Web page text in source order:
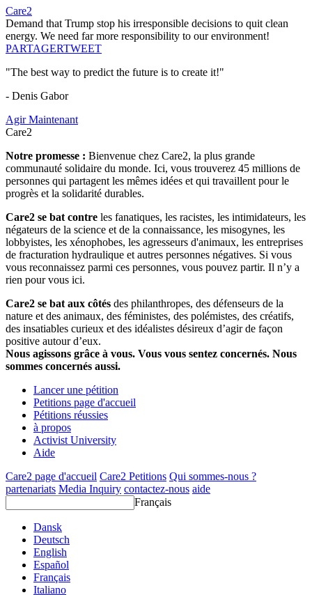
Care2
Demand that Trump stop his irresponsible decisions to quit clean
energy. We need far more responsibility to our environment!
PARTAGERTWEET
"The best way to predict the future is to create it!"
- Denis Gabor
Agir Maintenant
Care2
Notre promesse : Bienvenue chez Care2, la plus grande
communauté solidaire du monde. Ici, vous trouverez 45 millions de
personnes qui partagent les mêmes idées et qui travaillent pour le
progrès et la solidarité durables.
Care2 se bat contre les fanatiques, les racistes, les intimidateurs, les
négateurs de la science et de la connaissance, les misogynes, les
lobbyistes, les xénophobes, les agresseurs d'animaux, les entreprises
de fracturation hydraulique et autres personnes négatives. Si vous
vous reconnaissez parmi ces personnes, vous pouvez partir. Il n’y a
rien pour vous ici.
Care2 se bat aux côtés des philanthropes, des défenseurs de la
nature et des animaux, des féministes, des polémistes, des créatifs,
des insatiables curieux et des idéalistes désireux d’agir de façon
positive autour d’eux.
Nous agissons grâce à vous. Vous vous sentez concernés. Nous
sommes concernés aussi.
Lancer une pétition
Petitions page d'accueil
Pétitions réussies
à propos
Activist University
Aide
Care2 page d'accueil Care2 Petitions Qui sommes-nous ?
partenariats Media Inquiry contactez-nous aide
Français
Dansk
Deutsch
English
Español
Français
Italiano